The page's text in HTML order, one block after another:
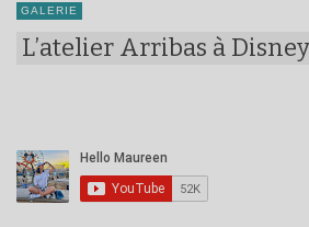
GALERIE
L’atelier Arribas à